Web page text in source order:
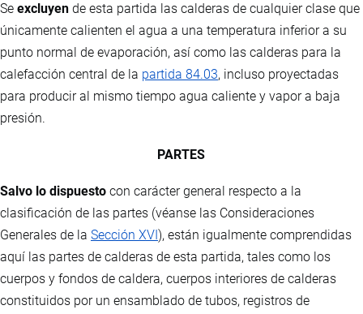
Se excluyen de esta partida las calderas de cualquier clase que
únicamente calienten el agua a una temperatura inferior a su
punto normal de evaporación, así como las calderas para la
calefacción central de la partida 84.03, incluso proyectadas
para producir al mismo tiempo agua caliente y vapor a baja
presión.
PARTES
Salvo lo dispuesto con carácter general respecto a la
clasificación de las partes (véanse las Consideraciones
Generales de la Sección XVI ), están igualmente comprendidas
aquí las partes de calderas de esta partida, tales como los
cuerpos y fondos de caldera, cuerpos interiores de calderas
constituidos por un ensamblado de tubos, registros de